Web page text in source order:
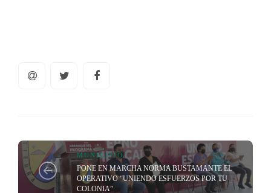
MUNICIPIO
PONE EN MARCHA NORMA BUSTAMANTE EL
OPERATIVO “UNIENDO ESFUERZOS POR TU
COLONIA”